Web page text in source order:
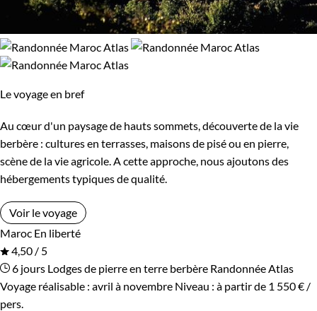
Le voyage en bref
Au cœur d'un paysage de hauts sommets, découverte de la vie
berbère : cultures en terrasses, maisons de pisé ou en pierre,
scène de la vie agricole. A cette approche, nous ajoutons des
hébergements typiques de qualité.
Voir le voyage
Maroc En liberté
4,50 / 5
6 jours Lodges de pierre en terre berbère Randonnée Atlas
Voyage réalisable : avril à novembre Niveau : à partir de 1 550 € /
pers.